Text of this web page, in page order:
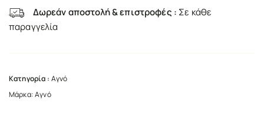
Δωρεάν αποστολή & επιστροφές : Σε κάθε
παραγγελία
Κατηγορία : Αγνό
Μάρκα:Αγνό